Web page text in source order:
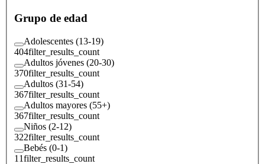
Grupo de edad
Adolescentes (13-19)
404filter_results_count
Adultos jóvenes (20-30)
370filter_results_count
Adultos (31-54)
367filter_results_count
Adultos mayores (55+)
367filter_results_count
Niños (2-12)
322filter_results_count
Bebés (0-1)
11filter_results_count